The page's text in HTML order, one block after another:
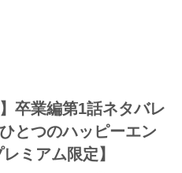
卒業編第1話ネタバレ
とつのハッピーエン
ミアム限定】